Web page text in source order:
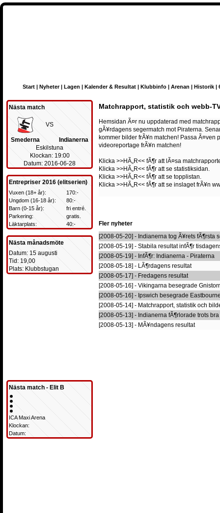
Start | Nyheter| Lagen | Kalender & Resultat | Klubbinfo | Arenan | Historik |
Nästa match
VS
Smederna Indianerna
Eskilstuna
Klockan: 19:00
Datum: 2016-06-28
Entrepriser 2016 (elitserien)
Vuxen (18+ år):
170:-
Ungdom (16-18 år):
80:-
Barn (0-15 år):
fri entré.
Parkering:
gratis.
Läktarplats:
40:-
Nästa månadsmöte
Datum: 15 augusti
Tid: 19,00
Plats: Klubbstugan
Nästa match - Elit B
ICA Maxi Arena
Klockan:
Datum:
Matchrapport, statistik och webb-
Hemsidan Ã¤r nu uppdaterad med
gÃ¥rdagens segermatch mot Piraterna.
kommer bilder frÃ¥n matchen! Passa Ã¤ven
videoreportage frÃ¥n matchen!
Klicka >>HÃ„R<< fÃ¶r att lÃ¤sa
Klicka >>HÃ„R<< fÃ¶r att se statistiksidan.
Klicka >>HÃ„R<< fÃ¶r att se topplistan.
Klicka >>HÃ„R<< fÃ¶r att se inslaget frÃ¥n
Fler nyheter
[2008-05-20] - Indianerna tog Ã¥rets fÃ¶rsta
[2008-05-19] - Stabila resultat infÃ¶r
[2008-05-19] - InfÃ¶r: Indianerna - Piraterna
[2008-05-18] - LÃ¶rdagens resultat
[2008-05-17] - Fredagens resultat
[2008-05-16] - Vikingarna besegrade
[2008-05-16] - Ipswich besegrade
[2008-05-14] - Matchrapport, statistik och
[2008-05-13] - Indianerna fÃ¶rlorade trots bra
[2008-05-13] - MÃ¥ndagens resultat